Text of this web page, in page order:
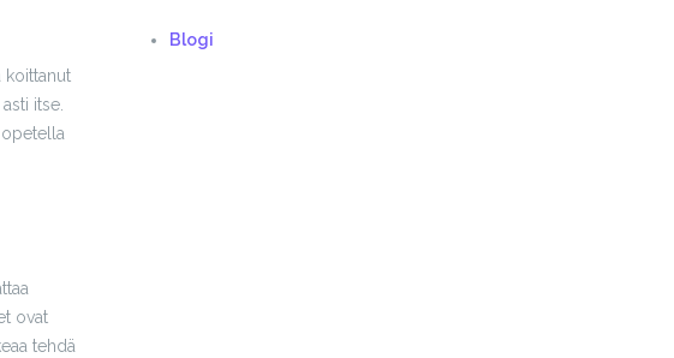
koittanut
itse.
opetella
ovat
tehdä
Blogi